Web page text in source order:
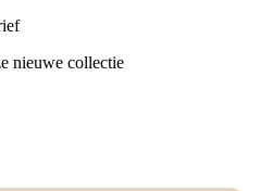
nieuwe collectie